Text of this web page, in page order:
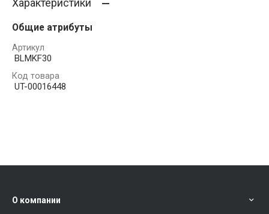
Характеристики
Общие атрибуты
Артикул
BLMKF30
Код товара
UT-00016448
О компании